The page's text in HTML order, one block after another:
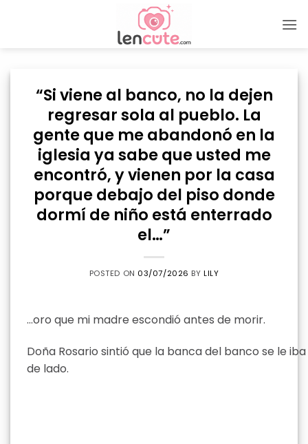
“Si viene al banco, no la dejen
regresar sola al pueblo. La
gente que me abandonó en la
iglesia ya sabe que usted me
encontró, y vienen por la casa
porque debajo del piso donde
dormí de niño está enterrado
el…”
POSTED ON 03/07/2026 BYLILY
…oro que mi madre escondió antes de morir.
Doña Rosario sintió que la banca del banco se le iba
de lado.